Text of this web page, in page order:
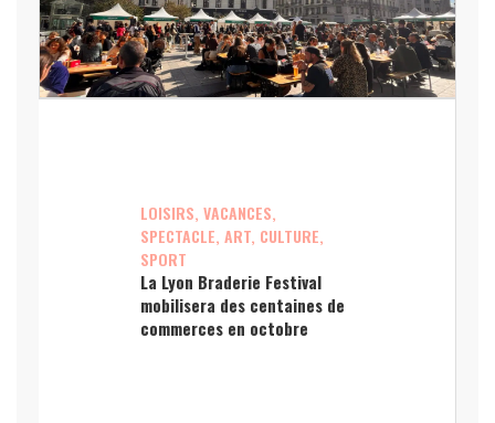
LOISIRS, VACANCES,
SPECTACLE, ART, CULTURE,
SPORT
La Lyon Braderie Festival
mobilisera des centaines de
commerces en octobre